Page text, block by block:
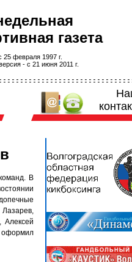
газета
25 февраля 1997 г.
- с 21 июня 2011 г.
В
Алексей